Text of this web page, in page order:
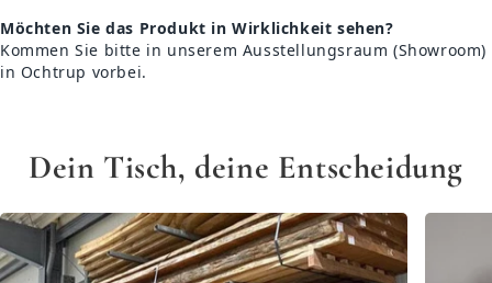
Möchten Sie das Produkt in Wirklichkeit sehen?
Kommen Sie bitte in unserem Ausstellungsraum (Showroom)
in Ochtrup vorbei.
Dein Tisch, deine Entscheidung